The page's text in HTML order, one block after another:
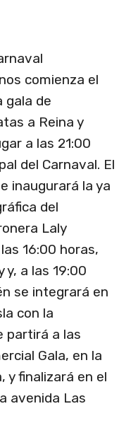
comienza el
gala de
a Reina y
a las 21:00
del Carnaval. El
inaugurará la ya
del
Laly
16:00 horas,
y, a las 19:00
se integrará en
con la
partirá a las
Gala, en la
y finalizará en el
avenida Las